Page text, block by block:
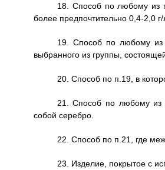
18. Способ по любому из
более предпочтительно 0,4-2,0 г/
19. Способ по любому из
выбранного из группы,
20. Способ по п.19, в
21. Способ по любому из
собой серебро.
22. Способ по п.21, где
23. Изделие, покрытое с